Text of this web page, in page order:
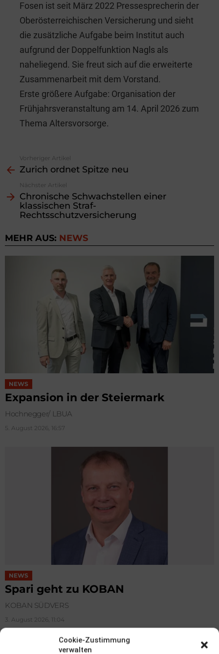
Cookie-Zustimmung
verwalten
Fosen ist seit März 2022 Pressesprecherin der
Oberösterreichischen Versicherung und sieht
die zusätzliche Aufgabe beim Institut auch
aufgrund der Doppelfunktion Nagls als
naheliegend. Sie freut sich auf die erweiterte
Zusammenarbeit mit dem Vorstand.
Erste größere Aufgabe: Organisation der
Frühjahrsveranstaltung am 14. April 2026 zum
Thema Altersvorsorge.
more
Vorheriger Artikel
Zurich ordnet Spitze neu
Nächster Artikel
Chronische Schwachstellen einer
klassischen Straf-
Rechtsschutzversicherung
MEHR AUS: NEWS
NEWS
Expansion in der Steiermark
Hochnegger/ LBUA
5. August 2026, 16:57
NEWS
Spari geht zu KOBAN
KOBAN SÜDVERS
3. August 2026, 11:04